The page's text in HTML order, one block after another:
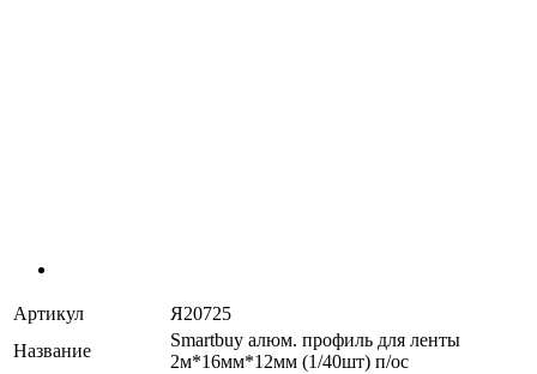
Артикул
Я20725
Название
Smartbuy алюм. профиль для ленты
2м*16мм*12мм (1/40шт) п/ос